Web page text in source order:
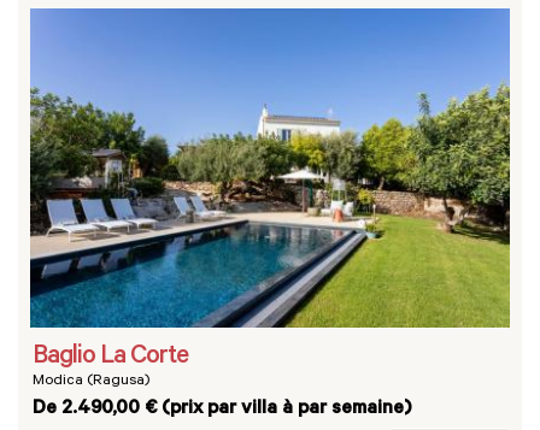
Baglio La Corte
Modica (Ragusa)
De 2.490,00 € (prix par villa à par semaine)